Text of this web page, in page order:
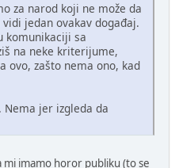
za narod koji ne može da
jedan ovakav događaj.
komunikaciji sa
na neke kriterijume,
ovo, zašto nema ono, kad
Nema jer izgleda da
mi imamo horor publiku (to se